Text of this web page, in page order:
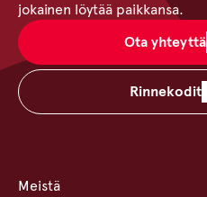
jokainen löytää paikkansa.
Ota yhteyttä
Rinnekodit
Meistä